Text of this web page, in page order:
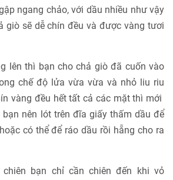
ngang chảo, với dầu nhiều như vậy
giò sẽ dễ chín đều và được vàng tươi
lên thì bạn cho chả giò đã cuốn vào
chế độ lửa vừa vừa và nhỏ liu riu
vàng đều hết tất cả các mặt thì mới
bạn nên lót trên đĩa giấy thấm dầu để
có thể để ráo dầu rồi hẵng cho ra
chiên bạn chỉ cần chiên đến khi vỏ